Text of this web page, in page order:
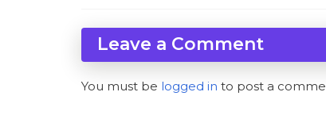
Leave a Comment
You must be logged in to post a